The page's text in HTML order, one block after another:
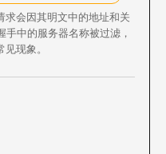
会因其明文中的地址和关
手中的服务器名称被过滤，
现象。